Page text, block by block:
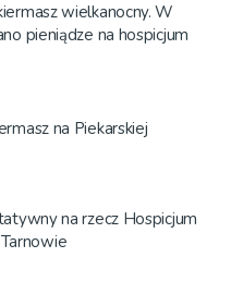
wielkanocny. W
pieniądze na hospicjum
na Piekarskiej
na rzecz Hospicjum